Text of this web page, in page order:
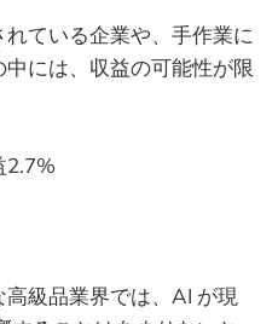
ている企業や、手作業に
には、収益の可能性が限
2.7%
級品業界では、AI が現